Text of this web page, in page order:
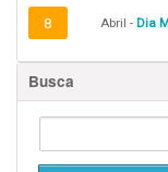
8 Abril - Dia
Busca